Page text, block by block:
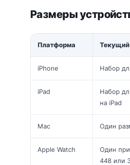
Размеры
Платформа Текущий
iPhone Набор
iPad
Набор
на iPad
Mac Один
Apple Watch
Один
448 или